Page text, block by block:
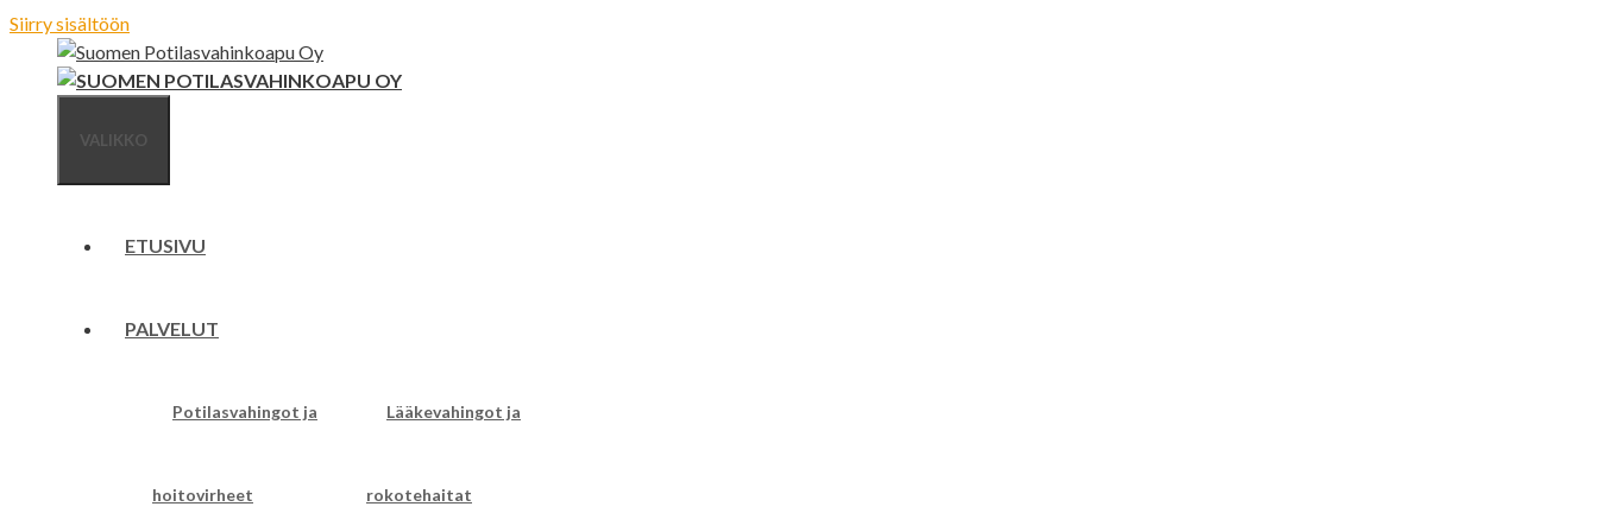
Siirry sisältöön
VALIKKO
ETUSIVU
PALVELUT
Potilasvahingot ja
hoitovirheet
Lääkevahingot ja
rokotehaitat